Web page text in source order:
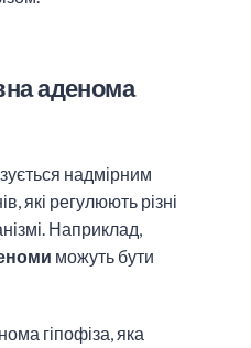
аденома
надмірним
які регулюють різні
Наприклад,
можуть бути
гіпофіза, яка